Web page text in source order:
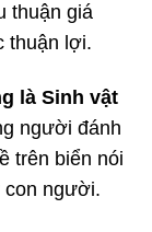
thuận giá
thuận lợi.
là Sinh vật
người đánh
trên biển nói
con người.